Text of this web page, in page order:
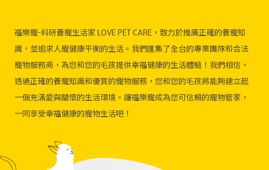
福樂寵-科研養寵生活家 LOVE PET CARE，致力於推廣正確的養寵知
識，並追求人寵健康平衡的生活。我們匯集了全台的專業團隊和合法
寵物服務商，為您和您的毛孩提供幸福健康的生活體驗！我們相信，
透過正確的養寵知識和優質的寵物服務，您和您的毛孩將能夠建立起
一個充滿愛與關懷的生活環境。讓福樂寵成為您可信賴的寵物管家，
一同享受幸福健康的寵物生活吧！